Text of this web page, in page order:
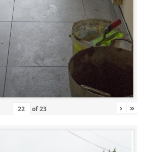
of23 › »